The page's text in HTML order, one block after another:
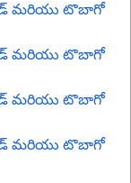
మరియు టొబాగో
మరియు టొబాగో
మరియు టొబాగో
మరియు టొబాగో